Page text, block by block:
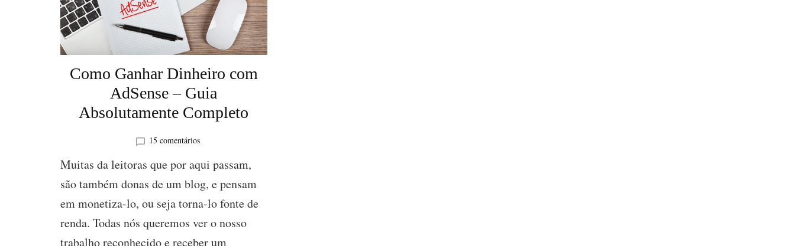
Como Ganhar Dinheiro com
AdSense – Guia
Absolutamente Completo
15 comentáriosem
Ganhar
com
AdSense
Guia
Absolutamente
Muitas da leitoras que por aqui passam,
são também donas de um blog, e pensam
em monetiza-lo, ou seja torna-lo fonte de
renda. Todas nós queremos ver o nosso
trabalho reconhecido e receber um